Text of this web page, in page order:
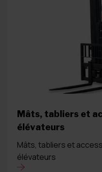
Mâts, tabliers et
élévateurs
Mâts, tabliers et
élévateurs